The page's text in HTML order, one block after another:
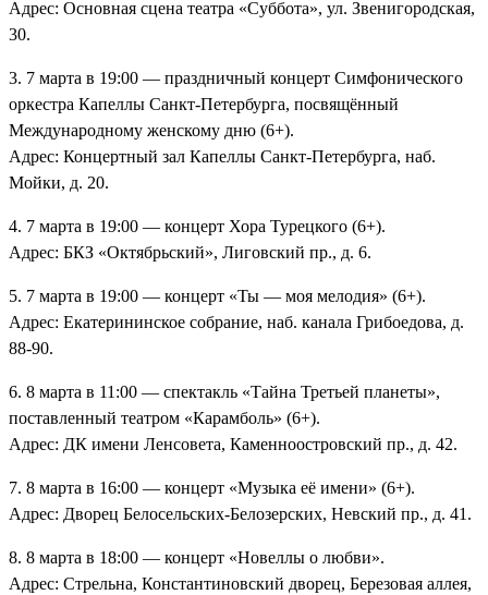
Адрес: Основная сцена театра «Суббота», ул. Звенигородская,
30.
3. 7 марта в 19:00 — праздничный концерт Симфонического
оркестра Капеллы Санкт-Петербурга, посвящённый
Международному женскому дню (6+).
Адрес: Концертный зал Капеллы Санкт-Петербурга, наб.
Мойки, д. 20.
4. 7 марта в 19:00 — концерт Хора Турецкого (6+).
Адрес: БКЗ «Октябрьский», Лиговский пр., д. 6.
5. 7 марта в 19:00 — концерт «Ты — моя мелодия» (6+).
Адрес: Екатерининское собрание, наб. канала Грибоедова, д.
88-90.
6. 8 марта в 11:00 — спектакль «Тайна Третьей планеты»,
поставленный театром «Карамболь» (6+).
Адрес: ДК имени Ленсовета, Каменноостровский пр., д. 42.
7. 8 марта в 16:00 — концерт «Музыка её имени» (6+).
Адрес: Дворец Белосельских-Белозерских, Невский пр., д. 41.
8. 8 марта в 18:00 — концерт «Новеллы о любви».
Адрес: Стрельна, Константиновский дворец, Березовая аллея,